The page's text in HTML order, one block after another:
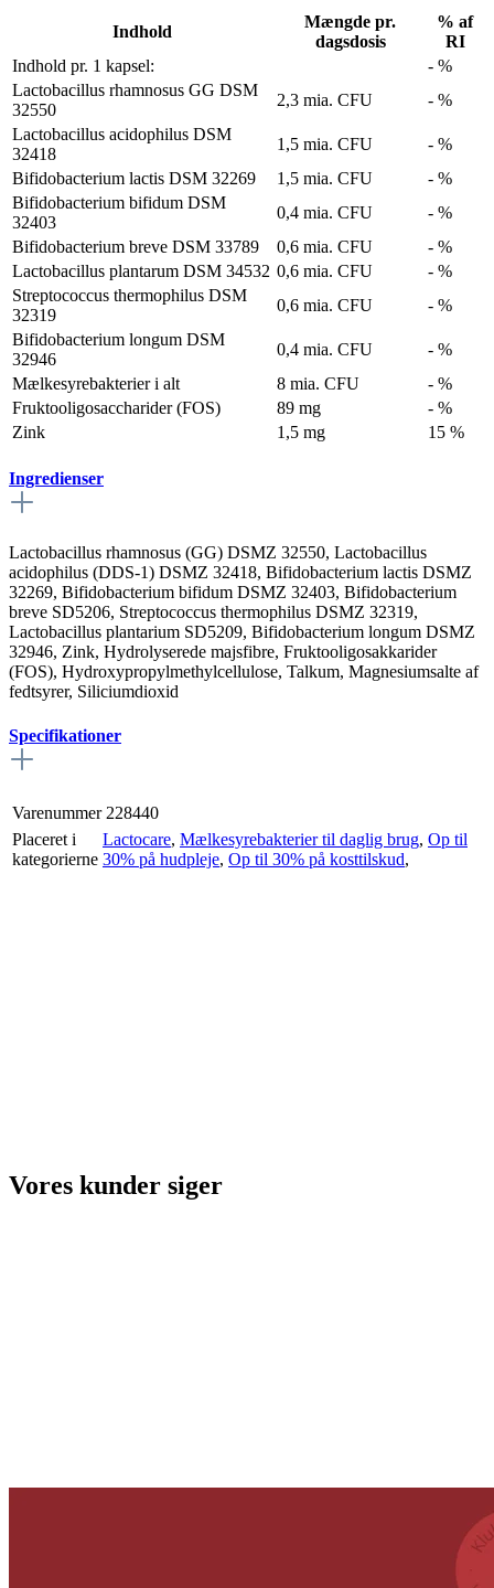
Indhold
Mængde pr.
dagsdosis
% af
RI
Indhold pr. 1 kapsel:
- %
Lactobacillus rhamnosus GG DSM
32550
2,3 mia. CFU
- %
Lactobacillus acidophilus DSM
32418
1,5 mia. CFU
- %
Bifidobacterium lactis DSM 32269
1,5 mia. CFU
- %
Bifidobacterium bifidum DSM
32403
0,4 mia. CFU
- %
Bifidobacterium breve DSM 33789
0,6 mia. CFU
- %
Lactobacillus plantarum DSM 34532 0,6 mia. CFU
- %
Streptococcus thermophilus DSM
32319
0,6 mia. CFU
- %
Bifidobacterium longum DSM
32946
0,4 mia. CFU
- %
Mælkesyrebakterier i alt
8 mia. CFU
- %
Fruktooligosaccharider (FOS)
89 mg
- %
Zink
1,5 mg 15 %
Ingredienser
Lactobacillus rhamnosus (GG) DSMZ 32550, Lactobacillus
acidophilus (DDS-1) DSMZ 32418, Bifidobacterium lactis DSMZ
32269, Bifidobacterium bifidum DSMZ 32403, Bifidobacterium
breve SD5206, Streptococcus thermophilus DSMZ 32319,
Lactobacillus plantarium SD5209, Bifidobacterium longum DSMZ
32946, Zink, Hydrolyserede majsfibre, Fruktooligosakkarider
(FOS), Hydroxypropylmethylcellulose, Talkum, Magnesiumsalte af
fedtsyrer, Siliciumdioxid
Specifikationer
Varenummer 228440
Placeret i
kategorierne
Lactocare, Mælkesyrebakterier til daglig brug, Op til
30% på hudpleje, Op til 30% på kosttilskud,
Vores kunder siger